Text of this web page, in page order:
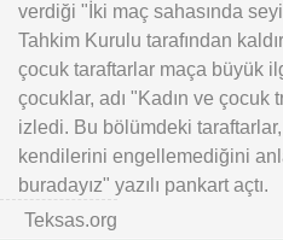
verdiği "İki maç sahasında
Tahkim Kurulu tarafından
çocuk taraftarlar maça büyük
çocuklar, adı "Kadın ve çocuk
izledi. Bu bölümdeki taraftarlar,
kendilerini engellemediğini
buradayız" yazılı pankart açtı.
Teksas.org